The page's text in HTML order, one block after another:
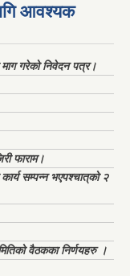
आवश्यक
गरेको निवेदन पत्र।
फाराम।
सम्पन्न भएपश्चात्‌को २
वैठकका निर्णयहरु ।